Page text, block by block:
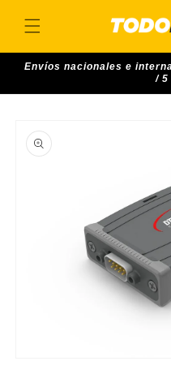
content
Envíos nacionales e
/ 5
product
information